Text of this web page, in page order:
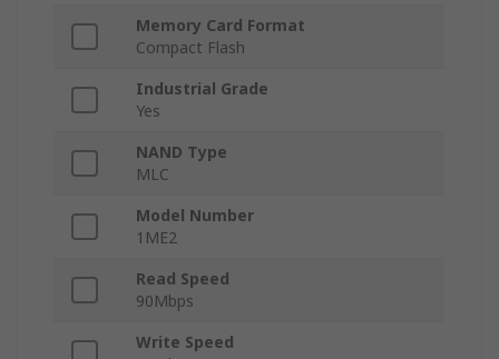
Memory Card Format
Compact Flash
Industrial Grade
Yes
NAND Type
MLC
Model Number
1ME2
Read Speed
90Mbps
Write Speed